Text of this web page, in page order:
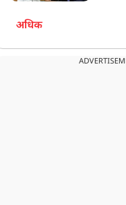
राज्य
अधिक